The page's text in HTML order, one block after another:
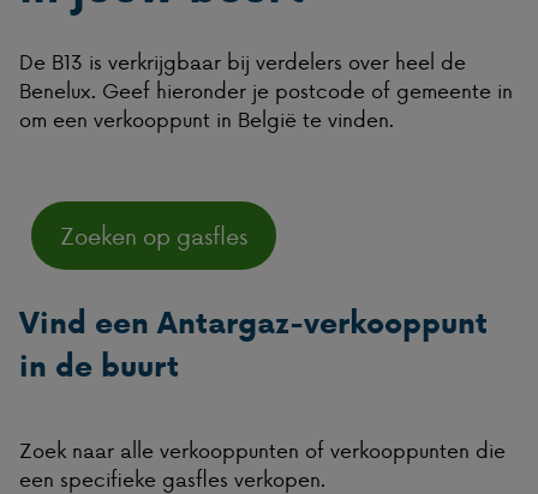
De B13 is verkrijgbaar bij verdelers over heel de
Benelux. Geef hieronder je postcode of gemeente in
om een verkooppunt in België te vinden.
Zoeken op gasfles
Vind een Antargaz-verkooppunt
in de buurt
Zoek naar alle verkooppunten of verkooppunten die
een specifieke gasfles verkopen.